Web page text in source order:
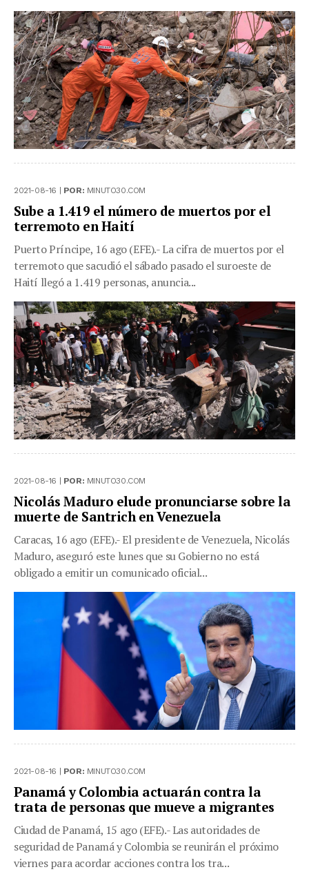
2021-08-16 | POR: MINUTO30.COM
Sube a 1.419 el número de muertos por el
terremoto en Haití
Puerto Príncipe, 16 ago (EFE).- La cifra de muertos por el
terremoto que sacudió el sábado pasado el suroeste de
Haití llegó a 1.419 personas, anuncia...
2021-08-16 | POR: MINUTO30.COM
Nicolás Maduro elude pronunciarse sobre la
muerte de Santrich en Venezuela
Caracas, 16 ago (EFE).- El presidente de Venezuela, Nicolás
Maduro, aseguró este lunes que su Gobierno no está
obligado a emitir un comunicado oficial...
2021-08-16 | POR: MINUTO30.COM
Panamá y Colombia actuarán contra la
trata de personas que mueve a migrantes
Ciudad de Panamá, 15 ago (EFE).- Las autoridades de
seguridad de Panamá y Colombia se reunirán el próximo
viernes para acordar acciones contra los tra...